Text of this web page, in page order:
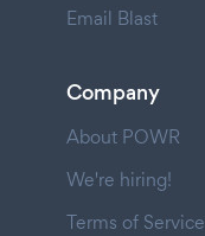
Email Blast
Company
About POWR
We're hiring!
Terms of Service